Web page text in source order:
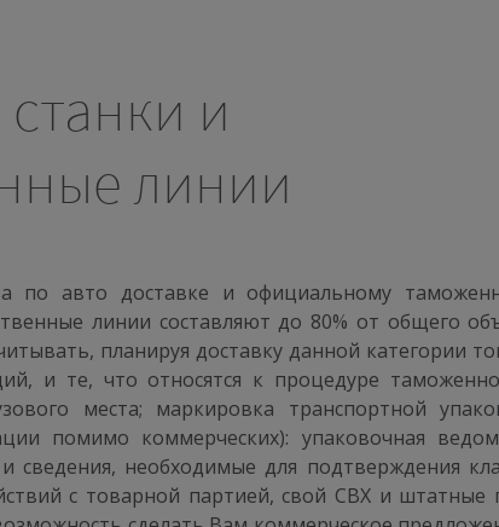
и
линии
по авто доставке и официальному
линии составляют до 80% от общего
планируя доставку данной категории
и те, что относятся к процедуре
места; маркировка транспортной
помимо коммерческих): упаковочная
сведения, необходимые для подтверждения
с товарной партией, свой СВХ и штатные